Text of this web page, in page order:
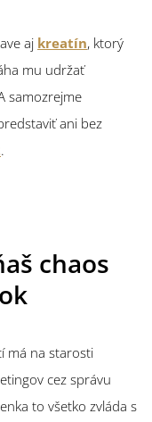
aj kreatín, ktorý
mu udržať
samozrejme
ani bez
.
chaos
má na starosti
cez správu
to všetko zvláda s